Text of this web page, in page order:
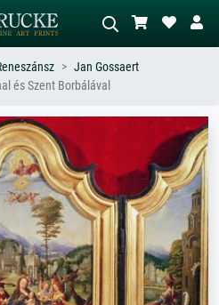
Írja le a jelenetet – pl. zöld rét, sok
piros absztrakt, sötét olajkép, álló akt
egy fa mellett.
Jan Gossaert
és Szent Borbálával